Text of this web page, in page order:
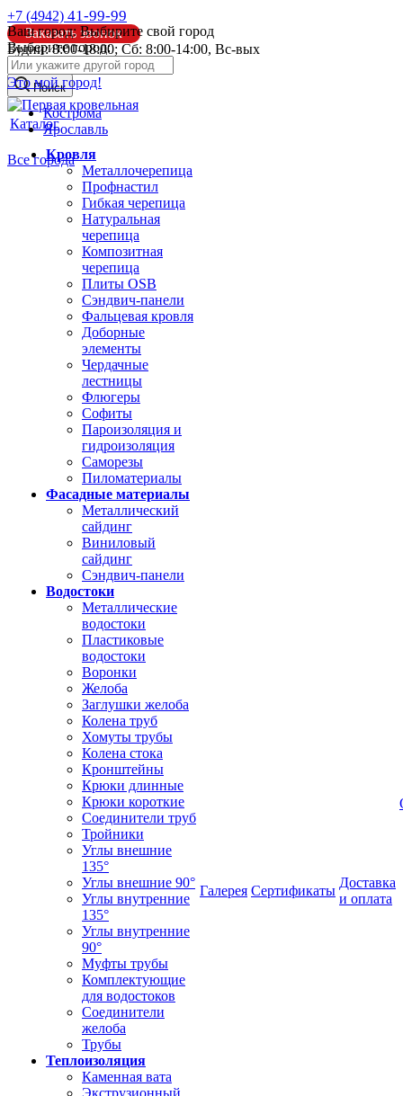
Ваш город: Выбирите свой город
Выберите город:
Это мой город!
Кострома
Ярославль
Все города
+7 (4942) 41-99-99
Заказать звонок
Будни: 8:00-18:00; Сб: 8:00-14:00, Вс-вых
info@pk44.ru
Поиск
Каталог
Кровля
Металлочерепица
Профнастил
Гибкая черепица
Натуральная
черепица
Композитная
черепица
Плиты OSB
Сэндвич-панели
Фальцевая кровля
Доборные
элементы
Чердачные
лестницы
Флюгеры
Софиты
Пароизоляция и
гидроизоляция
Саморезы
Пиломатериалы
Фасадные материалы
Металлический
сайдинг
Виниловый
сайдинг
Сэндвич-панели
Водостоки
Металлические
водостоки
Пластиковые
водостоки
Воронки
Желоба
Заглушки желоба
Колена труб
Хомуты трубы
Колена стока
Кронштейны
Крюки длинные
Крюки короткие
Соединители труб
Тройники
Углы внешние
135°
Углы внешние 90°
Углы внутренние
135°
Углы внутренние
90°
Муфты трубы
Комплектующие
для водостоков
Соединители
желоба
Трубы
Теплоизоляция
Каменная вата
Экструзионный
Галерея Сертификаты
Доставка
и оплата